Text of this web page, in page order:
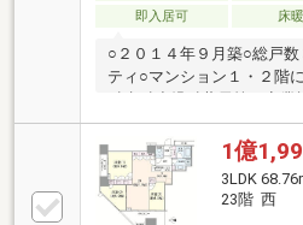
即入居可 床
○２０１４年９月築○総戸
ティ○マンション１・２階
設（キッズ・フィットネ
カイラウンジ等 ※一部有
迄、他細則有）○宅配ボッ
ック○各階にゴミステーシ
し可）○旭化成不動産レジ
1億
3LDK
23階 西